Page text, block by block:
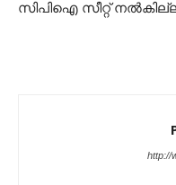
സിപിഐ സീറ്റ്
http://